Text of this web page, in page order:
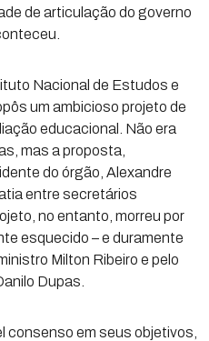
de articulação do governo
Nacional de Estudos e
um ambicioso projeto de
educacional. Não era
mas a proposta,
do órgão, Alexandre
entre secretários
no entanto, morreu por
esquecido – e duramente
Milton Ribeiro e pelo
Dupas.
consenso em seus objetivos,